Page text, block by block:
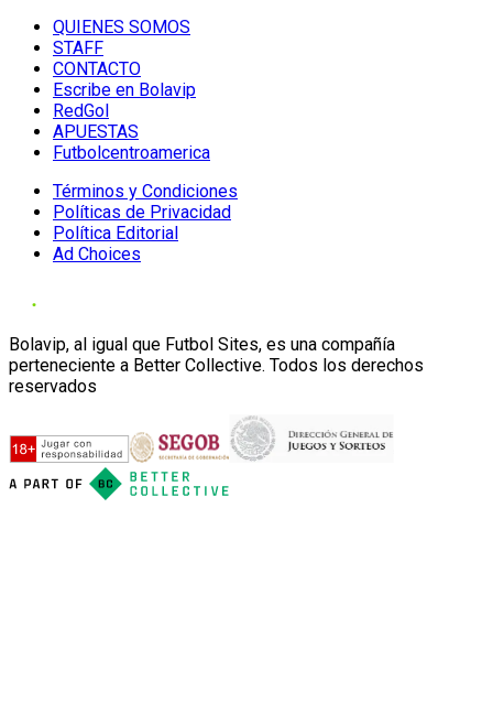
QUIENES SOMOS
STAFF
CONTACTO
Escribe en Bolavip
RedGol
APUESTAS
Futbolcentroamerica
Términos y Condiciones
Políticas de Privacidad
Política Editorial
Ad Choices
Bolavip, al igual que Futbol Sites, es una compañía
perteneciente a Better Collective. Todos los derechos
reservados